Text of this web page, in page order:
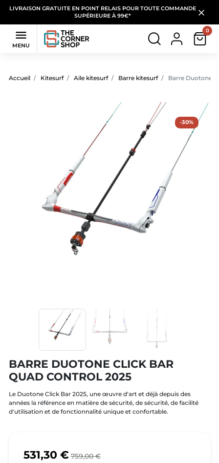
LIVRAISON GRATUITE EN POINT RELAIS POUR TOUTE COMMANDE
SUPÉRIEURE À 99€*

MENU
0
Accueil Kitesurf Aile kitesurf Barre kitesurf Barre Duotone
-30%
BARRE DUOTONE CLICK BAR
QUAD CONTROL 2025
Le Duotone Click Bar 2025, une œuvre d'art et déjà depuis des
années la référence en matière de sécurité, de sécurité, de facilité
d'utilisation et de fonctionnalité unique et confortable.
531,30 € 759,00 €